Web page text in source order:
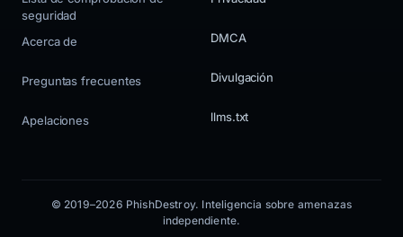
seguridad
Acerca de
Preguntas frecuentes
Apelaciones
DMCA
Divulgación
llms.txt
© 2019–2026 PhishDestroy. Inteligencia sobre amenazas
independiente.